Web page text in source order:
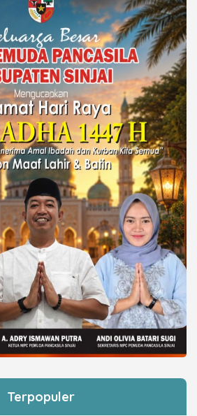
Terpopuler